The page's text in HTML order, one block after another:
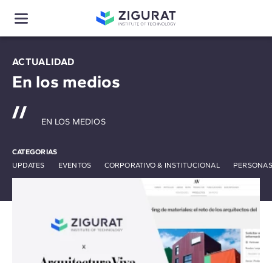
ACTUALIDAD
En los medios
CATEGORIAS
UPDATES
EVENTOS CORPORATIVO & INSTITUCIONAL
EN LOS MEDIOS